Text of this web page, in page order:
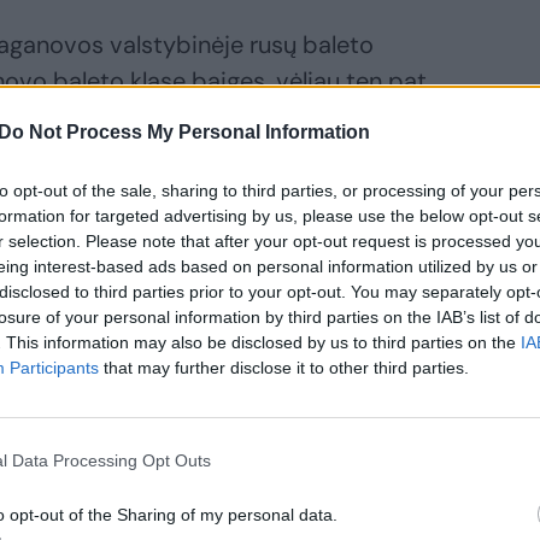
Do Not Process My Personal Information
opt-out of the sale, sharing to third parties, or processing of your
for targeted advertising by us, please use the below opt-out
selection. Please note that after your opt-out request is processed
interest-based ads based on personal information utilized by us
to third parties prior to your opt-out. You may separately
of your personal information by third parties on the IAB’s list of
This information may also be disclosed by us to third parties on the
Participants that may further disclose it to other third parties.
Data Processing Opt Outs
opt-out of the Sharing of my personal data.
valstybinėje rusų baleto
baleto klasę baigęs, vėliau ten pat
baleto artistas buvo Marijos teatro
klasikiniuose ir šiuolaikiniuose
Piotro Čaikovskio „Gulbių
ir Džuljetoje“ ir Arifo Melikovo
lėlė savo paties ir Michailo
„Spragtuke“, Banditas Roland’o
laikų divertismente) Aleksejaus
„Pelenėje“. 1999–2000 m. jis